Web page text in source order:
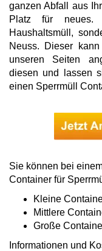
ganzen Abfall aus
Platz für neues.
Haushaltsmüll,
Neuss. Dieser
unseren Seiten
diesen und lassen
einen Sperrmüll
Sie können bei
Container für
Kleine
Mittlere
Große
Informationen und